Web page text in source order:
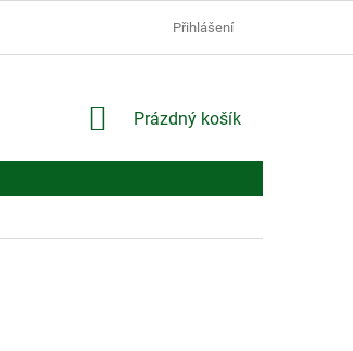
PODMÍNKY OCHRANY OSOBNÍCH ÚDAJŮ
Přihlášení
NÁKUPNÍ
Prázdný košík